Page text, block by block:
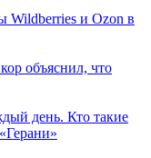
Wildberries и Ozon в
объяснил, что
день. Кто такие